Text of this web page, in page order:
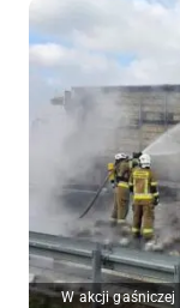
W akcji gaśniczej